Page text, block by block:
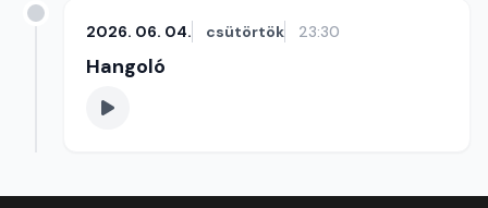
2026. 06. 04. csütörtök 23:30
Hangoló